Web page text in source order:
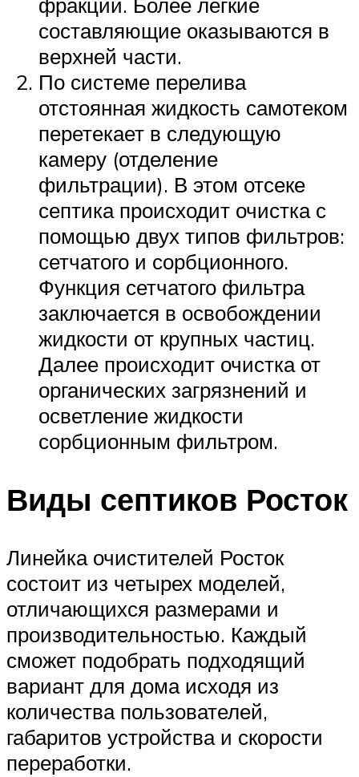
фракции. Более легкие
составляющие оказываются в
верхней части.
По системе перелива
отстоянная жидкость самотеком
перетекает в следующую
камеру (отделение
фильтрации). В этом отсеке
септика происходит очистка с
помощью двух типов фильтров:
сетчатого и сорбционного.
Функция сетчатого фильтра
заключается в освобождении
жидкости от крупных частиц.
Далее происходит очистка от
органических загрязнений и
осветление жидкости
сорбционным фильтром.
Виды септиков Росток
Линейка очистителей Росток
состоит из четырех моделей,
отличающихся размерами и
производительностью. Каждый
сможет подобрать подходящий
вариант для дома исходя из
количества пользователей,
габаритов устройства и скорости
переработки.